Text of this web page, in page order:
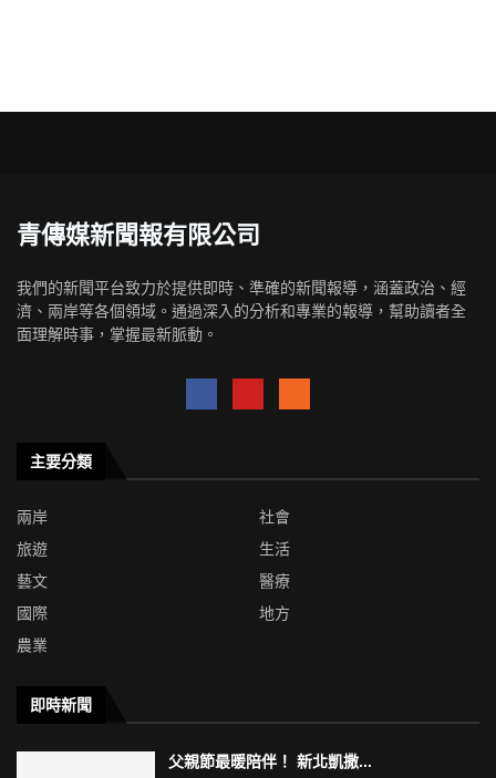
青傳媒新聞報有限公司
我們的新聞平台致力於提供即時、準確的新聞報導，涵蓋政治、經
濟、兩岸等各個領域。通過深入的分析和專業的報導，幫助讀者全
面理解時事，掌握最新脈動。
主要分類
兩岸
社會
旅遊
生活
藝文
醫療
國際
地方
農業
即時新聞
父親節最暖陪伴！ 新北凱撒...